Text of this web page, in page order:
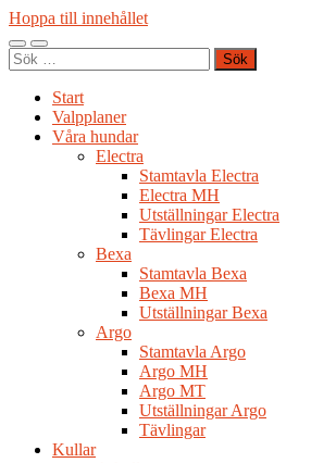
Hoppa till innehållet
Slå
på/av
Slå
på/av
Sök
efter:
Start
Valpplaner
Våra hundar
Electra
Stamtavla Electra
Electra MH
Utställningar Electra
Tävlingar Electra
Bexa
Stamtavla Bexa
Bexa MH
Utställningar Bexa
Argo
Stamtavla Argo
Argo MH
Argo MT
Utställningar Argo
Tävlingar
Kullar